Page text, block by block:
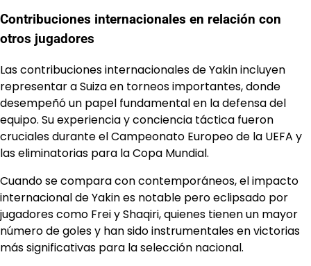
Contribuciones internacionales en relación con
otros jugadores
Las contribuciones internacionales de Yakin incluyen
representar a Suiza en torneos importantes, donde
desempeñó un papel fundamental en la defensa del
equipo. Su experiencia y conciencia táctica fueron
cruciales durante el Campeonato Europeo de la UEFA y
las eliminatorias para la Copa Mundial.
Cuando se compara con contemporáneos, el impacto
internacional de Yakin es notable pero eclipsado por
jugadores como Frei y Shaqiri, quienes tienen un mayor
número de goles y han sido instrumentales en victorias
más significativas para la selección nacional.